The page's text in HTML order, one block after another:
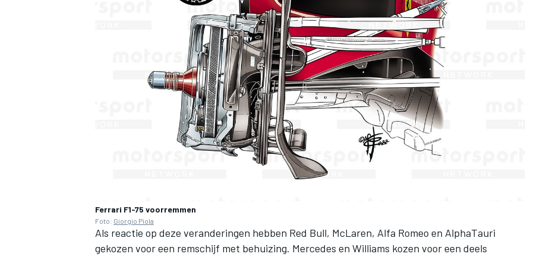
Ferrari F1-75 voorremmen
Foto: Giorgio Piola
Als reactie op deze veranderingen hebben Red Bull, McLaren, Alfa Romeo en AlphaTauri
gekozen voor een remschijf met behuizing. Mercedes en Williams kozen voor een deels